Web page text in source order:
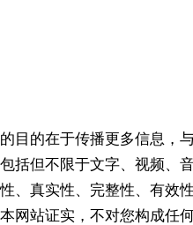
目的在于传播更多信息，
括但不限于文字、视频、
、真实性、完整性、有效
网站证实，不对您构成任